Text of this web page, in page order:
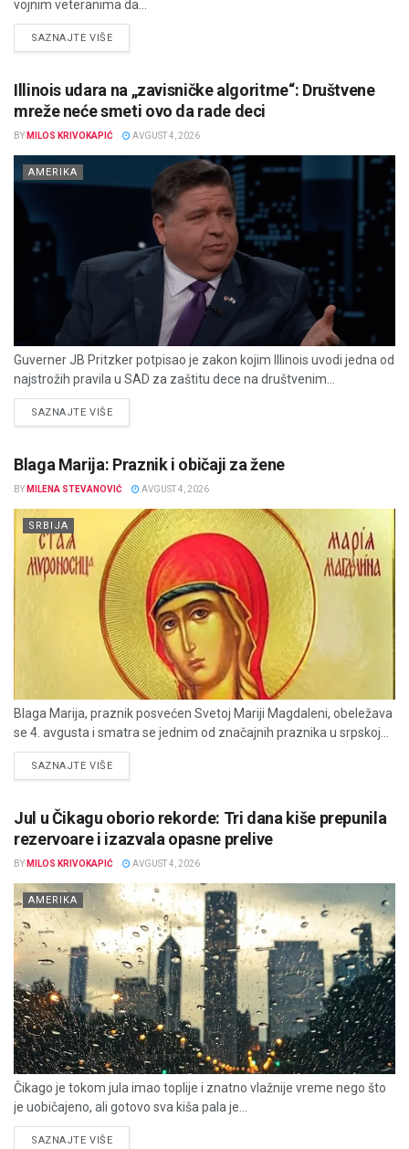
vojnim veteranima da...
SAZNAJTE VIŠEDETAILS
Illinois udara na „zavisničke algoritme“: Društvene
mreže neće smeti ovo da rade deci
BY MILOS KRIVOKAPIĆ AVGUST 4, 2026
AMERIKA
Guverner JB Pritzker potpisao je zakon kojim Illinois uvodi jedna od
najstrožih pravila u SAD za zaštitu dece na društvenim...
SAZNAJTE VIŠEDETAILS
Blaga Marija: Praznik i običaji za žene
BY MILENA STEVANOVIĆ AVGUST 4, 2026
SRBIJA
Blaga Marija, praznik posvećen Svetoj Mariji Magdaleni, obeležava
se 4. avgusta i smatra se jednim od značajnih praznika u srpskoj...
SAZNAJTE VIŠEDETAILS
Jul u Čikagu oborio rekorde: Tri dana kiše prepunila
rezervoare i izazvala opasne prelive
BY MILOS KRIVOKAPIĆ AVGUST 4, 2026
AMERIKA
Čikago je tokom jula imao toplije i znatno vlažnije vreme nego što
je uobičajeno, ali gotovo sva kiša pala je...
SAZNAJTE VIŠEDETAILS